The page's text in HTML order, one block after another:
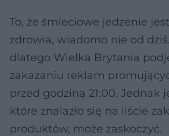
To, że śmieciowe jedzenie
zdrowia, wiadomo nie od
dlatego Wielka Brytania
zakazaniu reklam
przed godziną 21:00. Jednak
które znalazło się na liście
produktów, może zaskoczyć.